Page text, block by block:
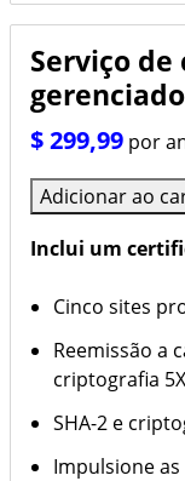
Serviço de
gerenciado
$ 299,99 por
Adicionar ao
Inclui um
Cinco sites
Reemissão a
criptografia
SHA-2 e
Impulsione as